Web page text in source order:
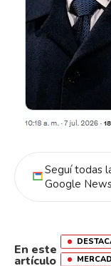
Seguí todas
Google
En este
artículo